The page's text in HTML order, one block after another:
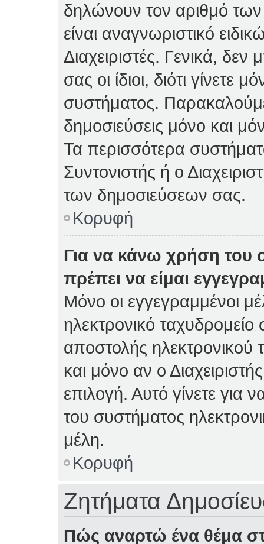
δηλώνουν τον αριθμό
είναι αναγνωριστικό
Διαχειριστές. Γενικά,
σας οι ίδιοι, διότι γίνετε
συστήματος.
δημοσιεύσεις μόνο και
Τα περισσότερα
Συντονιστής ή ο
των δημοσιεύσεων σας.
Κορυφή
Για να κάνω χρήση του
πρέπει να είμαι
Μόνο οι εγγεγραμμένοι
ηλεκτρονικό
αποστολής ηλεκτρονικού
και μόνο αν ο
επιλογή. Αυτό γίνετε
του συστήματος
μέλη.
Κορυφή
Ζητήματα
Πώς αναρτώ ένα θέμα